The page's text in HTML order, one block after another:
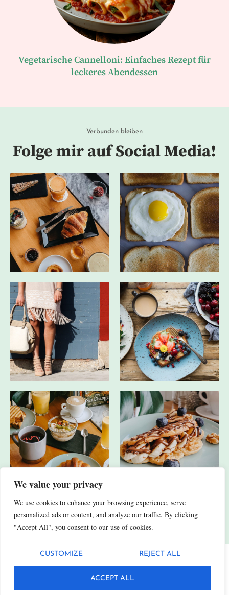
We value your privacy
We use cookies to enhance your browsing experience, serve
personalized ads or content, and analyze our traffic. By clicking
"Accept All", you consent to our use of cookies.
CUSTOMIZE REJECT ALL
ACCEPT ALL
Vegetarische Cannelloni: Einfaches Rezept für
leckeres Abendessen
Verbunden bleiben
Folge mir auf Social Media!
JA, ICH HABE AUCH ANDERE SOCIAL-MEDIA-KANÄLE.
© 2025 Fittn. Alle Rechte vorbehalten.